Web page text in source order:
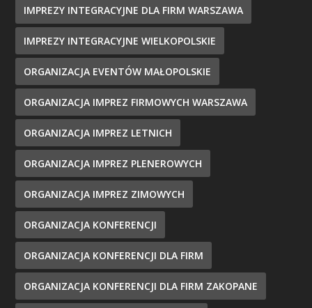
IMPREZY INTEGRACYJNE DLA FIRM WARSZAWA
IMPREZY INTEGRACYJNE WIELKOPOLSKIE
ORGANIZACJA EVENTÓW MAŁOPOLSKIE
ORGANIZACJA IMPREZ FIRMOWYCH WARSZAWA
ORGANIZACJA IMPREZ LETNICH
ORGANIZACJA IMPREZ PLENEROWYCH
ORGANIZACJA IMPREZ ZIMOWYCH
ORGANIZACJA KONFERENCJI
ORGANIZACJA KONFERENCJI DLA FIRM
ORGANIZACJA KONFERENCJI DLA FIRM ZAKOPANE